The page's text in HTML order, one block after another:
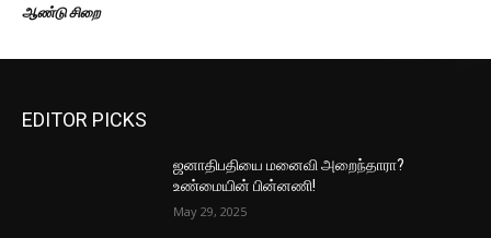
ஆண்டு சிறை
EDITOR PICKS
ஜனாதிபதியை மனைவி அறைந்தாரா?
உண்மையின் பின்னணி!
May 29, 2025